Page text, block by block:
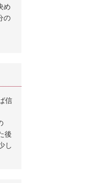
め
の
信
後
し